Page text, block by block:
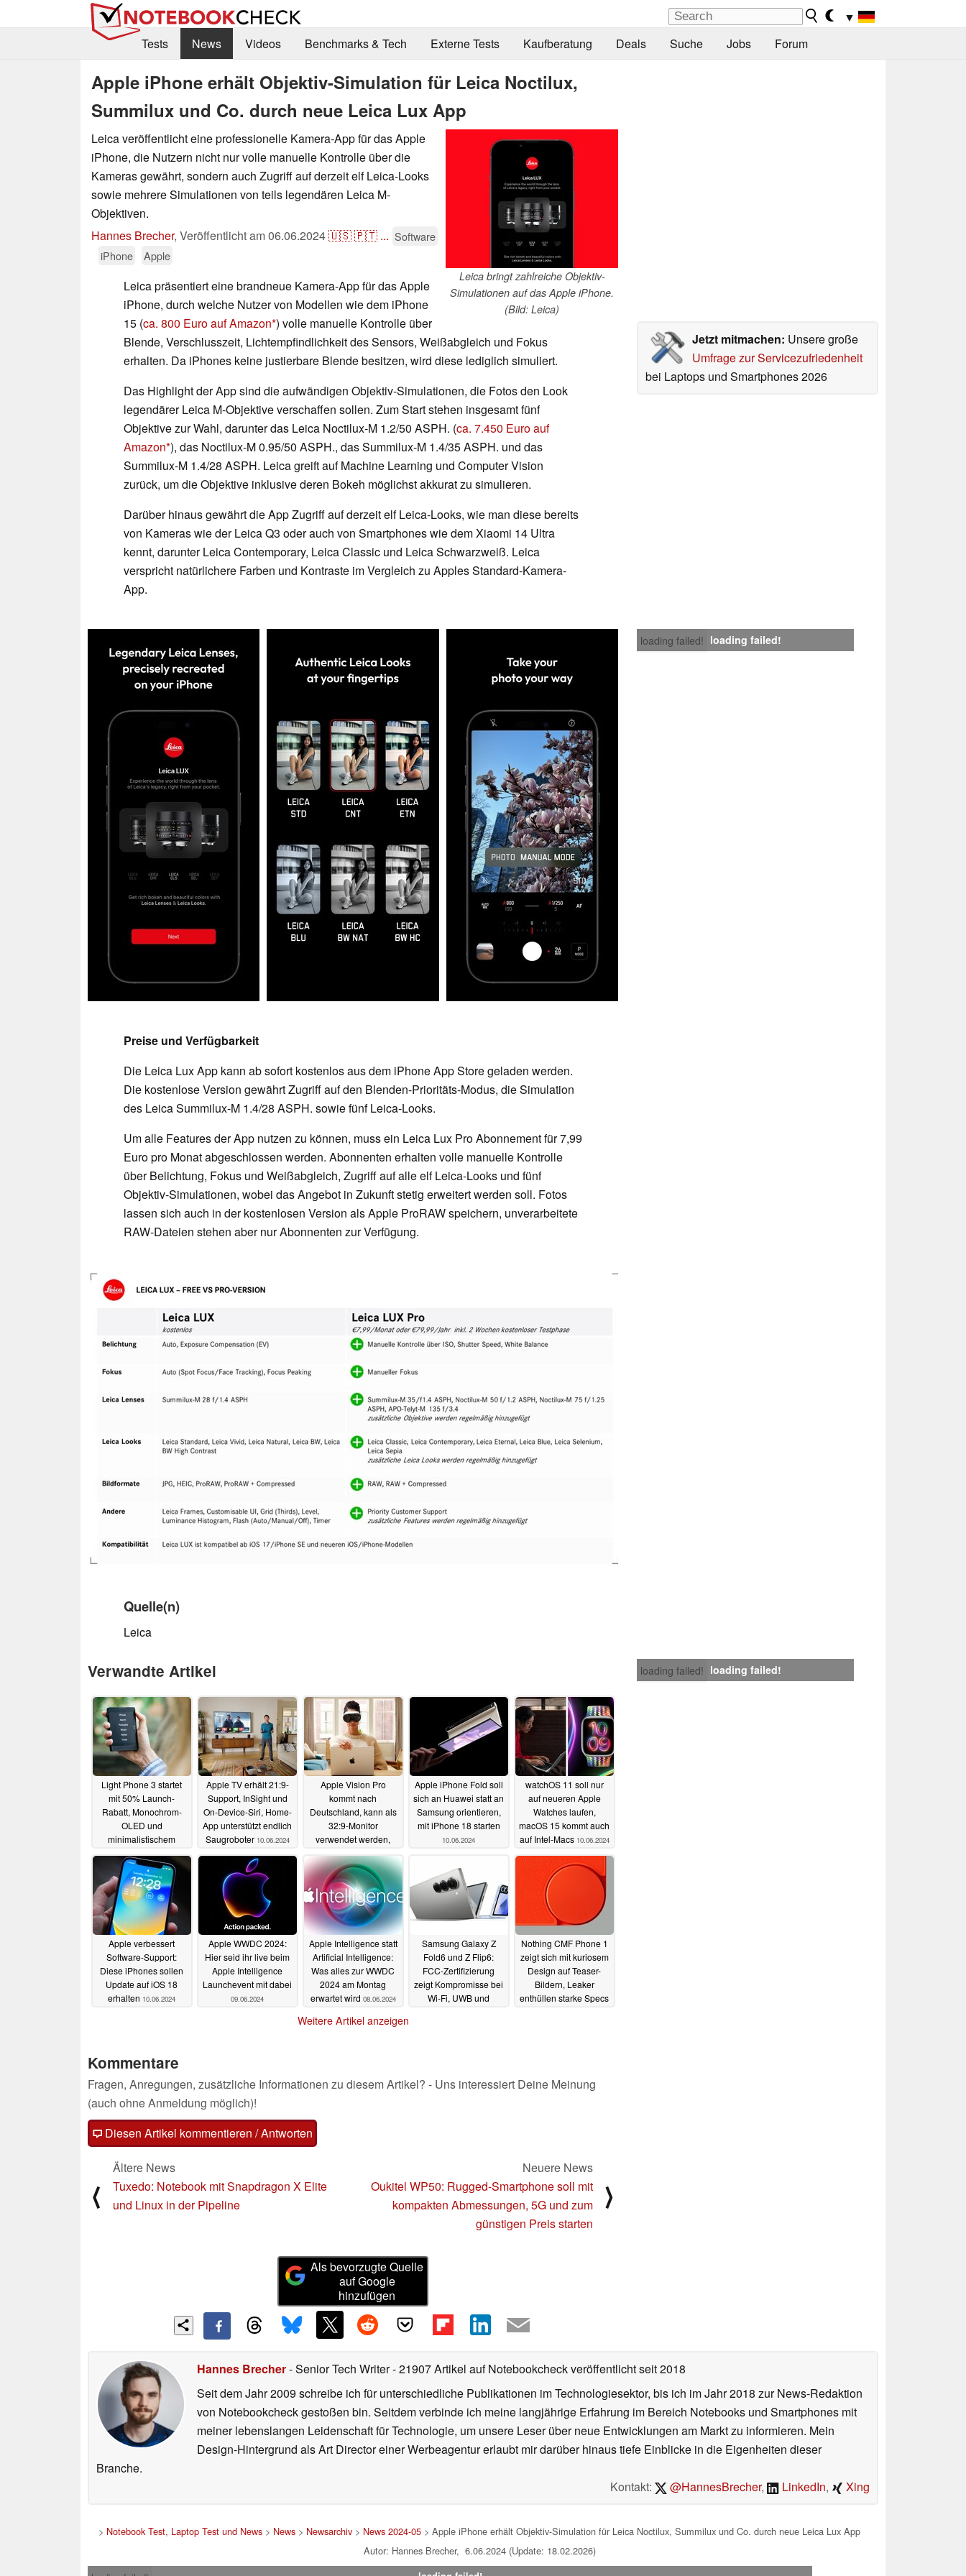
▼
Tests
News Videos Benchmarks & Tech Externe Tests Kaufberatung Deals Suche Jobs Forum
Apple iPhone erhält Objektiv-Simulation für Leica Noctilux,
Summilux und Co. durch neue Leica Lux App
Leica bringt zahlreiche Objektiv-
Simulationen auf das Apple iPhone.
(Bild: Leica)
Leica veröffentlicht eine professionelle Kamera-App für das Apple
iPhone, die Nutzern nicht nur volle manuelle Kontrolle über die
Kameras gewährt, sondern auch Zugriff auf derzeit elf Leica-Looks
sowie mehrere Simulationen von teils legendären Leica M-
Objektiven.
Hannes Brecher, Veröffentlicht am06.06.2024🇺🇸🇵🇹 ... Software
iPhone
Apple
Jetzt mitmachen: Unsere große
Umfrage zur Servicezufriedenheit
bei Laptops und Smartphones 2026
Leica präsentiert eine brandneue Kamera-App für das Apple
iPhone, durch welche Nutzer von Modellen wie dem iPhone
15 (ca. 800 Euro auf Amazon ) volle manuelle Kontrolle über
Blende, Verschlusszeit, Lichtempfindlichkeit des Sensors, Weißabgleich und Fokus
erhalten. Da iPhones keine justierbare Blende besitzen, wird diese lediglich simuliert.
Das Highlight der App sind die aufwändigen Objektiv-Simulationen, die Fotos den Look
legendärer Leica M-Objektive verschaffen sollen. Zum Start stehen insgesamt fünf
Objektive zur Wahl, darunter das Leica Noctilux-M 1.2/50 ASPH. (ca. 7.450 Euro auf
Amazon ), das Noctilux-M 0.95/50 ASPH., das Summilux-M 1.4/35 ASPH. und das
Summilux-M 1.4/28 ASPH. Leica greift auf Machine Learning und Computer Vision
zurück, um die Objektive inklusive deren Bokeh möglichst akkurat zu simulieren.
Darüber hinaus gewährt die App Zugriff auf derzeit elf Leica-Looks, wie man diese bereits
von Kameras wie der Leica Q3 oder auch von Smartphones wie dem Xiaomi 14 Ultra
kennt, darunter Leica Contemporary, Leica Classic und Leica Schwarzweiß. Leica
verspricht natürlichere Farben und Kontraste im Vergleich zu Apples Standard-Kamera-
App.
loading failed! loading failed!
Preise und Verfügbarkeit
Die Leica Lux App kann ab sofort kostenlos aus dem iPhone App Store geladen werden.
Die kostenlose Version gewährt Zugriff auf den Blenden-Prioritäts-Modus, die Simulation
des Leica Summilux-M 1.4/28 ASPH. sowie fünf Leica-Looks.
Um alle Features der App nutzen zu können, muss ein Leica Lux Pro Abonnement für 7,99
Euro pro Monat abgeschlossen werden. Abonnenten erhalten volle manuelle Kontrolle
über Belichtung, Fokus und Weißabgleich, Zugriff auf alle elf Leica-Looks und fünf
Objektiv-Simulationen, wobei das Angebot in Zukunft stetig erweitert werden soll. Fotos
lassen sich auch in der kostenlosen Version als Apple ProRAW speichern, unverarbeitete
RAW-Dateien stehen aber nur Abonnenten zur Verfügung.
Quelle(n)
Leica
loading failed! loading failed!
Verwandte Artikel
Light Phone 3 startet
mit 50% Launch-
Rabatt, Monochrom-
OLED und
minimalistischem
11.06.2024
Apple TV erhält 21:9-
Support, InSight und
On-Device-Siri, Home-
App unterstützt endlich
Saugroboter 10.06.2024
Apple Vision Pro
kommt nach
Deutschland, kann als
32:9-Monitor
verwendet werden,
Neuerungen10.06.2024
Apple iPhone Fold soll
sich an Huawei statt an
Samsung orientieren,
mit iPhone 18 starten
10.06.2024
watchOS 11 soll nur
auf neueren Apple
Watches laufen,
macOS 15 kommt auch
auf Intel-Macs 10.06.2024
Apple verbessert
Software-Support:
Diese iPhones sollen
Update auf iOS 18
erhalten 10.06.2024
Apple WWDC 2024:
Hier seid ihr live beim
Apple Intelligence
Launchevent mit dabei
09.06.2024
Apple Intelligence statt
Artificial Intelligence:
Was alles zur WWDC
2024 am Montag
erwartet wird 08.06.2024
Samsung Galaxy Z
Fold6 und Z Flip6:
FCC-Zertifizierung
zeigt Kompromisse bei
Wi-Fi, UWB und
Nothing CMF Phone 1
zeigt sich mit kuriosem
Design auf Teaser-
Bildern, Leaker
enthüllen starke Specs
Weitere Artikel anzeigen
Kommentare
Fragen, Anregungen, zusätzliche Informationen zu diesem Artikel? - Uns interessiert Deine Meinung
(auch ohne Anmeldung möglich)!
Diesen Artikel kommentieren / Antworten
⟨
Ältere News
Tuxedo: Notebook mit Snapdragon X Elite
und Linux in der Pipeline
Neuere News
Oukitel WP50: Rugged-Smartphone soll mit
kompakten Abmessungen, 5G und zum
günstigen Preis starten
⟩
Als bevorzugte Quelle
auf Google
hinzufügen
Hannes Brecher- Senior Tech Writer- 21907 Artikel auf Notebookcheck veröffentlichtseit 2018
Seit dem Jahr 2009 schreibe ich für unterschiedliche Publikationen im Technologiesektor, bis ich im Jahr 2018 zur News-Redaktion
von Notebookcheck gestoßen bin. Seitdem verbinde ich meine langjährige Erfahrung im Bereich Notebooks und Smartphones mit
meiner lebenslangen Leidenschaft für Technologie, um unsere Leser über neue Entwicklungen am Markt zu informieren. Mein
Design-Hintergrund als Art Director einer Werbeagentur erlaubt mir darüber hinaus tiefe Einblicke in die Eigenheiten dieser
Branche.
Kontakt:
@HannesBrecher, LinkedIn, Xing
> Notebook Test, Laptop Test und News > News > Newsarchiv > News 2024-05 > Apple iPhone erhält Objektiv-Simulation für Leica Noctilux, Summilux und Co. durch neue Leica Lux App
Autor: Hannes Brecher, 6.06.2024 (Update: 18.02.2026)